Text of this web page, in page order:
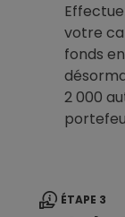
votre
fonds
2 000
ÉTAPE 3